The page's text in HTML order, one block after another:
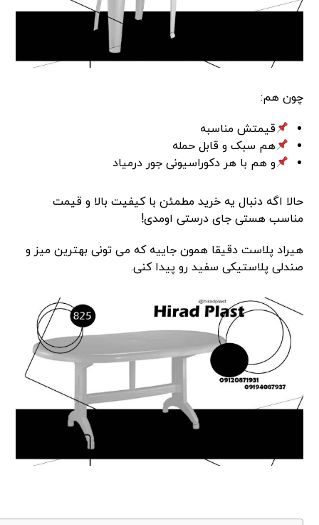
چون هم:
قیمتش مناسبه
هم سبک و قابل حمله
و هم با هر دکوراسیونی جور درمیاد
حالا اگه دنبال یه خرید مطمئن با کیفیت بالا و قیمت
مناسب هستی جای درستی اومدی!
هیراد پلاست دقیقا همون جاییه که می تونی بهترین میز و
صندلی پلاستیکی سفید رو پیدا کنی.